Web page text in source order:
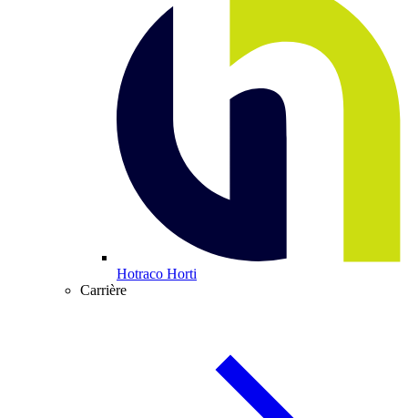
Hotraco Horti
Carrière